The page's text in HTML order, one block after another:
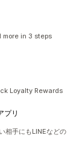
in 3 steps
Loyalty Rewards
プリ
相手にもLINEなどの